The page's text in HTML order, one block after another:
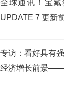
全球通讯！宝
UPDATE 7 更新
专访：看好具有
经济增长前景——
管理学院教授勒